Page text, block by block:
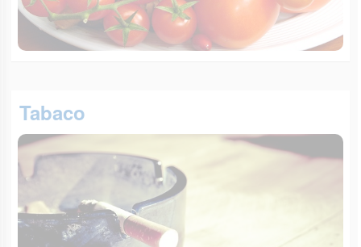
Tabaco